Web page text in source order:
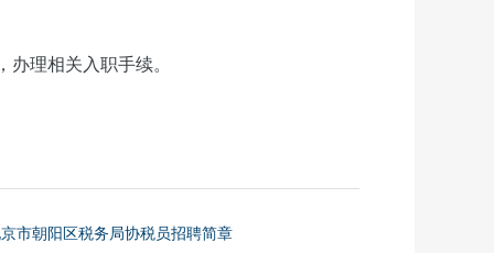
办理相关入职手续。
市朝阳区税务局协税员招聘简章